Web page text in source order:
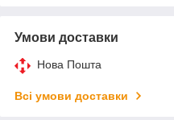
Умови доставки
Нова Пошта
Всі умови доставки